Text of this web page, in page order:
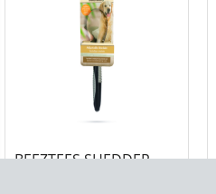
BEEZTEES SHEDDER